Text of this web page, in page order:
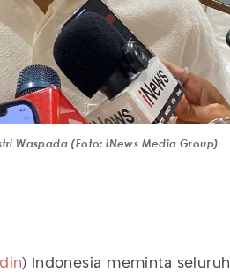
Waspada (Foto: iNews Media Group)
) Indonesia meminta seluruh